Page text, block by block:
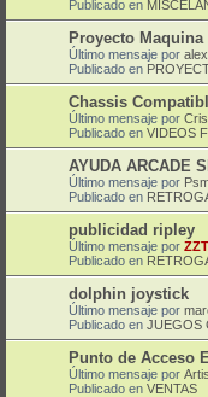
Publicado en
Proyecto Maquina
Último mensaje por
Publicado en
Chassis
Último mensaje por Cris
Publicado en VIDEOS
AYUDA ARCADE
Último mensaje por
Publicado en
publicidad ripley
Último mensaje por ZZT
Publicado en
dolphin joystick
Último mensaje por
Publicado en JUEGOS
Punto de Acceso
Último mensaje por
Publicado en VENTAS